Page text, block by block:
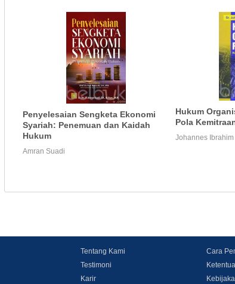
Penyelesaian Sengketa Ekonomi
Syariah: Penemuan dan Kaidah
Hukum
Amran Suadi
Hukum
Pola
Johannes Ibrahim
Tentang Kami
Testimoni
Karir
Cara